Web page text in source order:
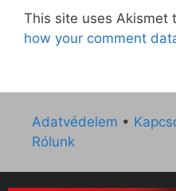
This site uses Akismet
how your comment
Adatvédelem •
Rólunk